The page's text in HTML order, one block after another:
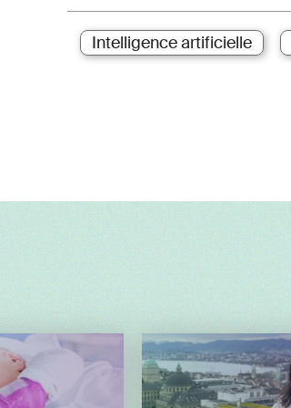
Intelligence artificielle